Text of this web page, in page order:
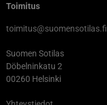
Toimitus
toimitus@suomensotilas.fi
Suomen Sotilas
Döbelninkatu 2
00260 Helsinki